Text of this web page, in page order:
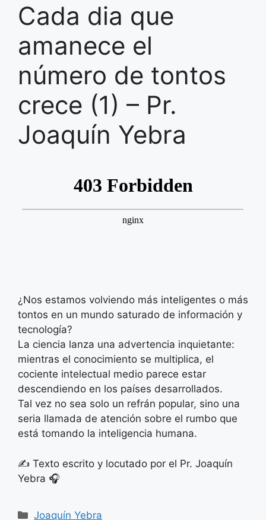
Cada dia que
amanece el
número de tontos
crece (1) – Pr.
Joaquín Yebra
¿Nos estamos volviendo más inteligentes o más
tontos en un mundo saturado de información y
tecnología?
La ciencia lanza una advertencia inquietante:
mientras el conocimiento se multiplica, el
cociente intelectual medio parece estar
descendiendo en los países desarrollados.
Tal vez no sea solo un refrán popular, sino una
seria llamada de atención sobre el rumbo que
está tomando la inteligencia humana.
✍️ Texto escrito y locutado por el Pr. Joaquín
Yebra 🎧
Categorías
Joaquín Yebra